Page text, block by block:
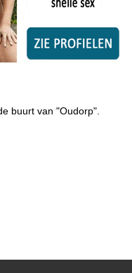
buurt van "Oudorp".